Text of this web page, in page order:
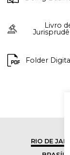
Livro
Folder
RIO DE